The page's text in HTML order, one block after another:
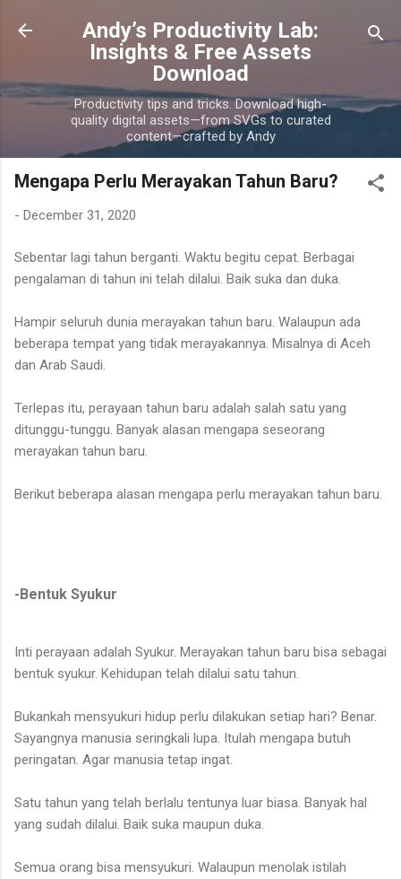
Skip to main content
Andy’s Productivity Lab:
Insights & Free Assets
Download
Productivity tips and tricks. Download high-
quality digital assets—from SVGs to curated
content—crafted by Andy
Mengapa Perlu Merayakan Tahun Baru?
- December 31, 2020
Sebentar lagi tahun berganti. Waktu begitu cepat. Berbagai
pengalaman di tahun ini telah dilalui. Baik suka dan duka.
Hampir seluruh dunia merayakan tahun baru. Walaupun ada
beberapa tempat yang tidak merayakannya. Misalnya di Aceh
dan Arab Saudi.
Terlepas itu, perayaan tahun baru adalah salah satu yang
ditunggu-tunggu. Banyak alasan mengapa seseorang
merayakan tahun baru.
Berikut beberapa alasan mengapa perlu merayakan tahun baru.
-Bentuk Syukur
Inti perayaan adalah Syukur. Merayakan tahun baru bisa sebagai
bentuk syukur. Kehidupan telah dilalui satu tahun.
Bukankah mensyukuri hidup perlu dilakukan setiap hari? Benar.
Sayangnya manusia seringkali lupa. Itulah mengapa butuh
peringatan. Agar manusia tetap ingat.
Satu tahun yang telah berlalu tentunya luar biasa. Banyak hal
yang sudah dilalui. Baik suka maupun duka.
Semua orang bisa mensyukuri. Walaupun menolak istilah